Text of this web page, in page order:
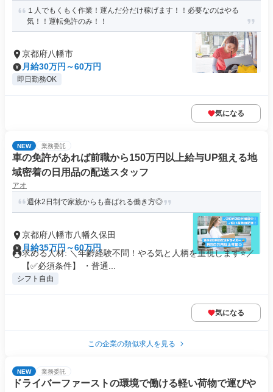
１人でもくもく作業！運んだ分だけ稼げます！！必要なのはやる
気！！運転免許のみ！！
京都府八幡市
月給30万円～60万円
即日勤務OK
気になる
NEW 業務委託
車の免許があれば前職から150万円以上給与UP狙える地
域密着の日用品の配送スタッフ
アオ
週休2日制で家族からも喜ばれる働き方◎
京都府八幡市八幡久保田
月給35万円～60万円
求める人材: ＼年齢経験不問！やる気と人柄を重視します⭐／
【✅必須条件】 ・普通...
シフト自由
気になる
この企業の類似求人を見る
NEW 業務委託
ドライバーファーストの環境で働ける軽い荷物で運びや